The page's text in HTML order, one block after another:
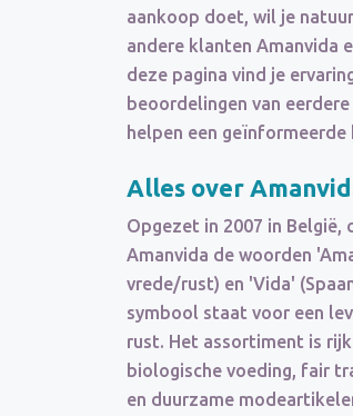
aankoop doet, wil je
andere klanten Amanvida
deze pagina vind je
beoordelingen van
helpen een geïnformeerde
Alles over
Opgezet in 2007 in België,
Amanvida de woorden
vrede/rust) en 'Vida'
symbool staat voor een
rust. Het assortiment is
biologische voeding, fair
en duurzame